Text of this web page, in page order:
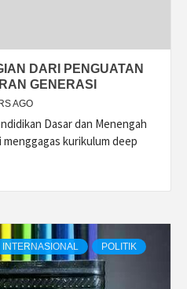
DARI PENGUATAN
GENERASI
AGO
Dasar dan Menengah
kurikulum deep
INTERNASIONAL POLITIK